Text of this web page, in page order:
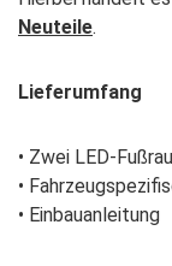
Neuteile.
Lieferumfang
• Zwei LED-
•
• Einbauanleitung